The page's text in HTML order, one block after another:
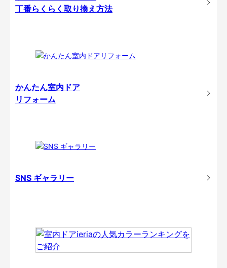
丁番らくらく取り換え方法
かんたん室内ドア
リフォーム
SNS ギャラリー